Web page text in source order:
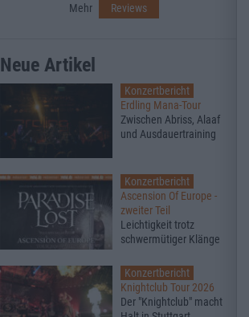
Mehr Reviews
Neue Artikel
Konzertbericht
Erdling Mana-Tour
Zwischen Abriss, Alaaf
und Ausdauertraining
Konzertbericht
Ascension Of Europe -
zweiter Teil
Leichtigkeit trotz
schwermütiger Klänge
Konzertbericht
Knightclub Tour 2026
Der "Knightclub" macht